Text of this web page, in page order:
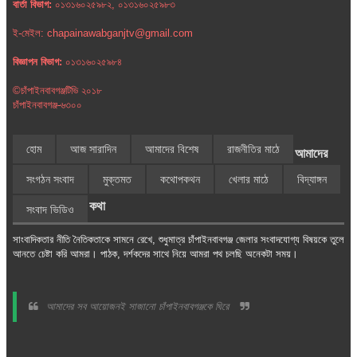
বার্তা বিভাগ: ০১৩১৬০২৫৯৮২, ০১৩১৬০২৫৯৮৩
ই-মেইল: chapainawabganjtv@gmail.com
বিজ্ঞাপন বিভাগ: ০১৩১৬০২৫৯৮৪
©চাঁপাইনবাবগঞ্জটিভি ২০১৮
চাঁপাইনবাবগঞ্জ-৬৩০০
হোম আজ সারাদিন আমাদের বিশেষ রাজনীতির মাঠে
সংগঠন সংবাদ মুক্তমত কথোপকথন খেলার মাঠে বিদ্যাঙ্গন
সংবাদ ভিডিও
আমাদের
কথা
সাংবাদিকতার নীতি নৈতিকতাকে সামনে রেখে, শুধুমাত্র চাঁপাইনবাবগঞ্জ জেলার সংবাদযোগ্য বিষয়কে তুলে
আনতে চেষ্টা করি আমরা। পাঠক, দর্শকদের সাথে নিয়ে আমরা পথ চলছি অনেকটা সময়।
আমাদের সব আয়োজনই সাজানো চাঁপাইনবাবগঞ্জকে ঘিরে